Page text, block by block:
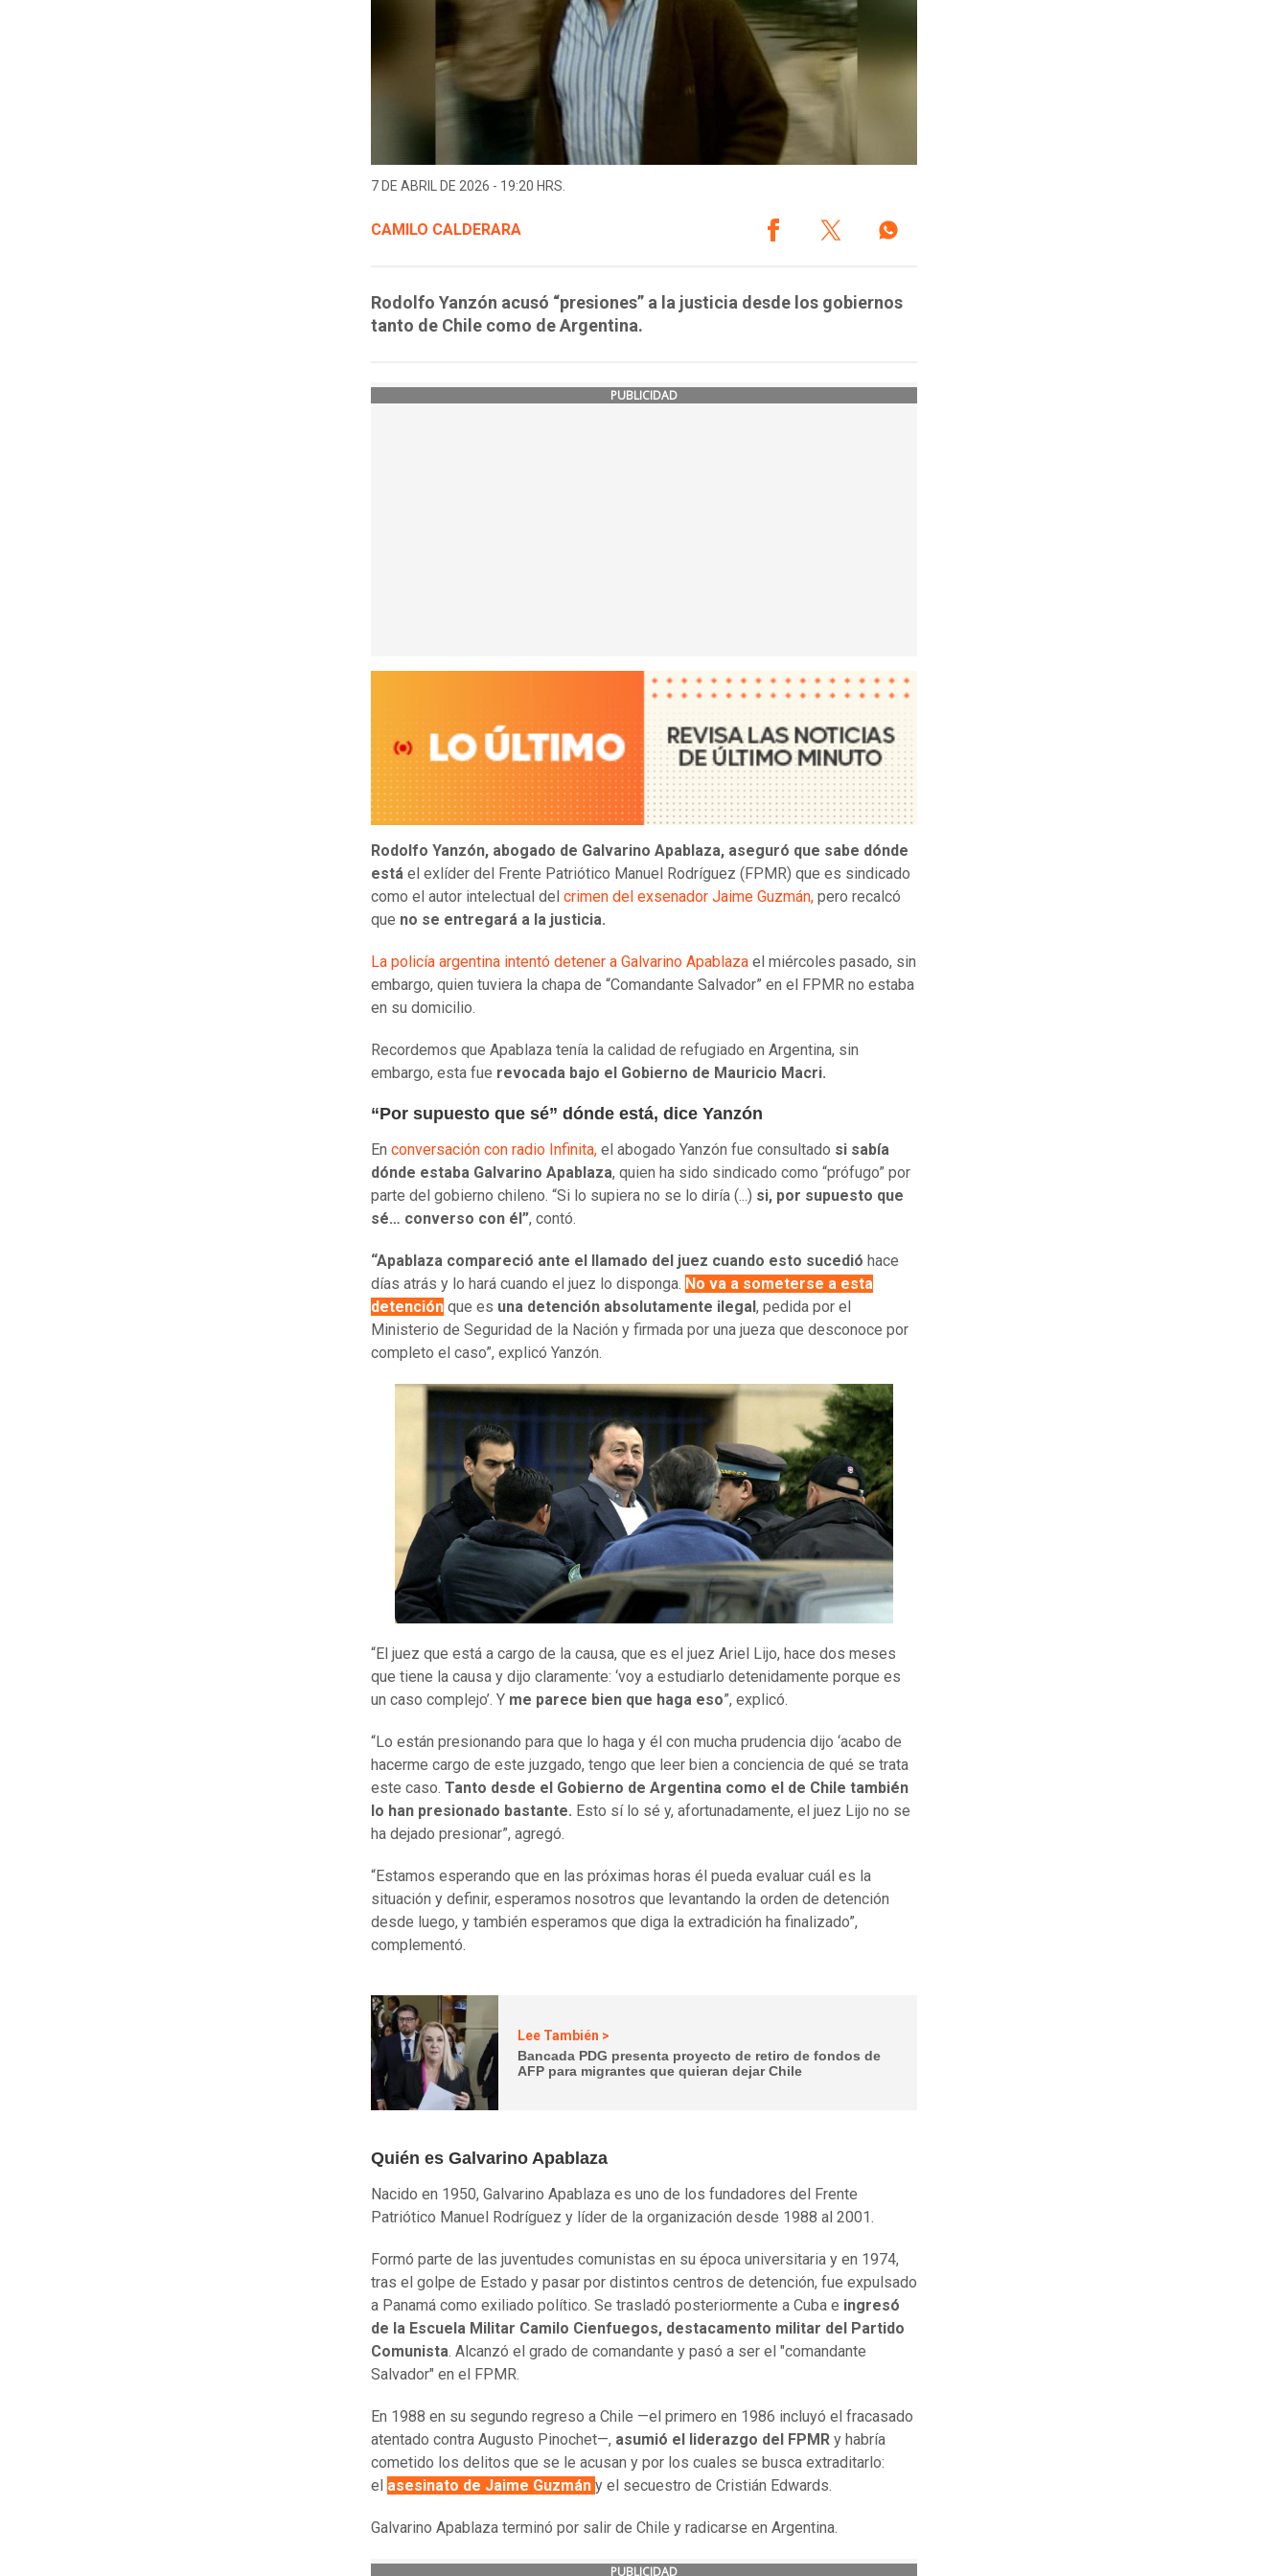
7 DE ABRIL DE 2026 - 19:20 HRS.
CAMILO CALDERARA
Rodolfo Yanzón acusó “presiones” a la justicia desde los gobiernos
tanto de Chile como de Argentina.
PUBLICIDAD
Rodolfo Yanzón, abogado de Galvarino Apablaza, aseguró que sabe dónde
está el exlíder del Frente Patriótico Manuel Rodríguez (FPMR) que es sindicado
como el autor intelectual del crimen del exsenador Jaime Guzmán, pero recalcó
que no se entregará a la justicia.
La policía argentina intentó detener a Galvarino Apablaza el miércoles pasado, sin
embargo, quien tuviera la chapa de “Comandante Salvador” en el FPMR no estaba
en su domicilio.
Recordemos que Apablaza tenía la calidad de refugiado en Argentina, sin
embargo, esta fue revocada bajo el Gobierno de Mauricio Macri.
“Por supuesto que sé” dónde está, dice Yanzón
En conversación con radio Infinita, el abogado Yanzón fue consultado si sabía
dónde estaba Galvarino Apablaza, quien ha sido sindicado como “prófugo” por
parte del gobierno chileno. “Si lo supiera no se lo diría (...) si, por supuesto que
sé… converso con él”, contó.
“Apablaza compareció ante el llamado del juez cuando esto sucedió hace
días atrás y lo hará cuando el juez lo disponga. No va a someterse a esta
detención que es una detención absolutamente ilegal , pedida por el
Ministerio de Seguridad de la Nación y firmada por una jueza que desconoce por
completo el caso”, explicó Yanzón.
“El juez que está a cargo de la causa, que es el juez Ariel Lijo, hace dos meses
que tiene la causa y dijo claramente: ‘voy a estudiarlo detenidamente porque es
un caso complejo’. Y me parece bien que haga eso”, explicó.
“Lo están presionando para que lo haga y él con mucha prudencia dijo ‘acabo de
hacerme cargo de este juzgado, tengo que leer bien a conciencia de qué se trata
este caso. Tanto desde el Gobierno de Argentina como el de Chile también
lo han presionado bastante. Esto sí lo sé y, afortunadamente, el juez Lijo no se
ha dejado presionar”, agregó.
“Estamos esperando que en las próximas horas él pueda evaluar cuál es la
situación y definir, esperamos nosotros que levantando la orden de detención
desde luego, y también esperamos que diga la extradición ha finalizado”,
complementó.
Lee También >
Bancada PDG presenta proyecto de retiro de fondos de
AFP para migrantes que quieran dejar Chile
Quién es Galvarino Apablaza
Nacido en 1950, Galvarino Apablaza es uno de los fundadores del Frente
Patriótico Manuel Rodríguez y líder de la organización desde 1988 al 2001.
Formó parte de las juventudes comunistas en su época universitaria y en 1974,
tras el golpe de Estado y pasar por distintos centros de detención, fue expulsado
a Panamá como exiliado político. Se trasladó posteriormente a Cuba e ingresó
de la Escuela Militar Camilo Cienfuegos, destacamento militar del Partido
Comunista. Alcanzó el grado de comandante y pasó a ser el "comandante
Salvador" en el FPMR.
En 1988 en su segundo regreso a Chile —el primero en 1986 incluyó el fracasado
atentado contra Augusto Pinochet—, asumió el liderazgo del FPMR y habría
cometido los delitos que se le acusan y por los cuales se busca extraditarlo:
el asesinato de Jaime Guzmán y el secuestro de Cristián Edwards.
Galvarino Apablaza terminó por salir de Chile y radicarse en Argentina.
PUBLICIDAD